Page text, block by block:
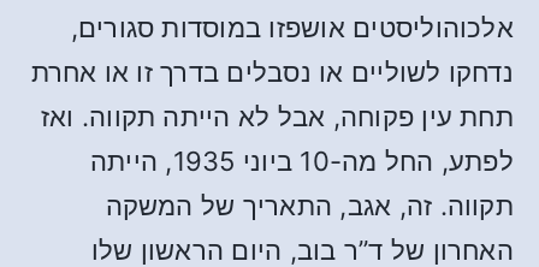
אלכוהוליסטים אושפזו במוסדות סגורים,
נדחקו לשוליים או נסבלים בדרך זו או אחרת
תחת עין פקוחה, אבל לא הייתה תקווה. ואז
לפתע, החל מה-10 ביוני 1935, הייתה
תקווה. זה, אגב, התאריך של המשקה
האחרון של ד”ר בוב, היום הראשון שלו